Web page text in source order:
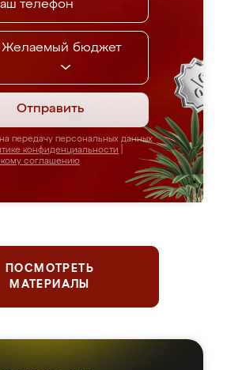
Желаемый бюджет
Отправить
передачу персональных данных
конфиденциальности
соглашению
ПОСМОТРЕТЬ
МАТЕРИАЛЫ